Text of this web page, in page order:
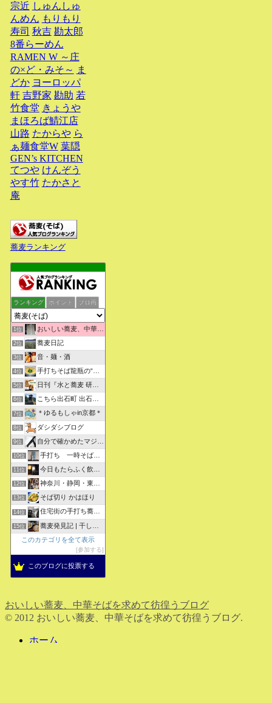
宗近 しゅんしゅ
んめん もりもり
寿司 秋吉 勘太郎
8番らーめん
RAMEN W ～庄
の×ど・みそ～ ま
どか ヨーロッパ
軒 吉野家 勘助 若
竹食堂 きょうや
まほろば鯖江店
山路 たからや ら
ぁ麺食堂W 葉隠
GEN’s KITCHEN
てつや けんぞう
やす竹 たかさと
庵
蕎麦ランキング
ランキング ポイント ブロ画
1位 おいしい蕎麦、中華そばを求めて彷徨うブログ
2位 蕎麦日記
3位 音・麺・酒
4位 手打ちそば龍瓶の“いつも心に太陽を”
5位 日刊『水と蕎麦 研究図鑑』
6位 こちら出石町 出石そばの「田中屋食品製造部」
7位 ＊ゆるもしゃin京都＊
8位 ダシダシブログ
9位 自分で確かめたマジな近現代史・グルメな蕎麦・キレイなお花さん
10位 手打ち 一時そば (店主の軟式ホームページ）
11位 今日もたらふく飲んで食べた -湖月四代目嫁日記-
12位 神奈川・静岡・東京の蕎麦屋の評判と口コミ
13位 そば切り かはほり
14位 住宅街の手打ち蕎麦屋三代目ブログ
15位
蕎麦発見記 | 干しそばをメインにしたそばブログ
このカテゴリを全て表示
参加する
このブログに投票する
おいしい蕎麦、中華そばを求めて彷徨うブログ
© 2012 おいしい蕎麦、中華そばを求めて彷徨うブログ.
ホーム